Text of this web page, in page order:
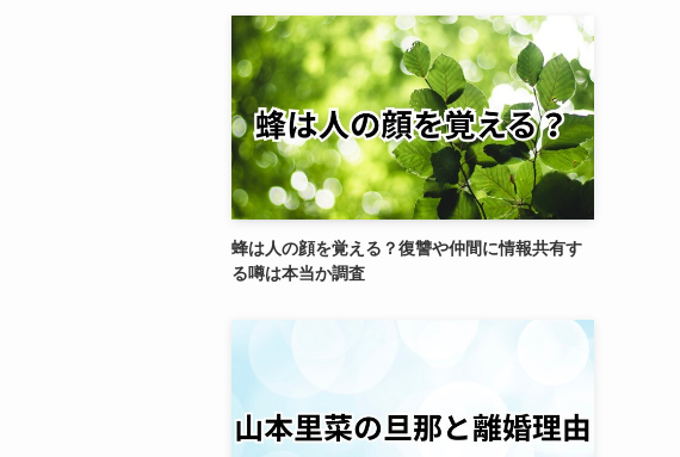
蜂は人の顔を覚える？復讐や仲間に情報共有す
る噂は本当か調査